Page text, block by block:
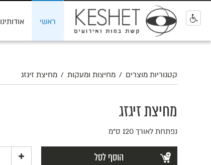
ראשי אודותינו
קטגוריות מוצרים / מחיצות ומעקות / מחיצת זיגזג
מחיצת זיגזג
נפתחת לאורך 120 ס"מ
הוסף לסל